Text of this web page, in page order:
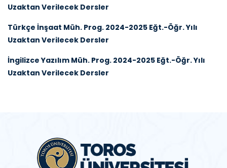
Uzaktan Verilecek Dersler
Türkçe İnşaat Müh. Prog. 2024-2025 Eğt.-Öğr. Yılı
Uzaktan Verilecek Dersler
İngilizce Yazılım Müh. Prog. 2024-2025 Eğt.-Öğr. Yılı
Uzaktan Verilecek Dersler